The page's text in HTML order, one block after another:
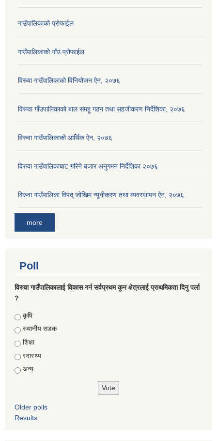
गाउँपालिकाको प्रोफाईल
गाउँपालिकाको गाँउ प्रोफाईल
विरुवा गाउँपालिकाको विनियोजन ऐन, २०७६
विरूवा गाँउपालिकाको बाल समहू गठन तथा सहजीकरण निर्देशिका, २०७६
विरुवा गाउँपालिकाको आर्थिक ऐन, २०७६
विरुवा गाउँपालिकाबाट गरिने बजार अनुगमन निर्देशिका २०७६
विरुवा गाउँपालिका विपद् जोखिम न्यूनीकरण तथा व्यवस्थापन ऐन, २०७६
more
Poll
विरुवा गाउँपालिकालाई विकास गर्न सर्वप्रथम कुन क्षेत्रलाई प्राथमिकता दिनु पर्ला
?
Choices
कृषि
स्थानीय सडक
शिक्षा
स्वास्थ्य
अन्य
Older polls
Results